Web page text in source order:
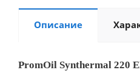
Описание
PromOil Synthermal 220